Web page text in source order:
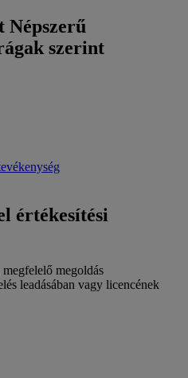
Népszerű
szerint
értékesítési
megfelelő megoldás
leadásában vagy licencének